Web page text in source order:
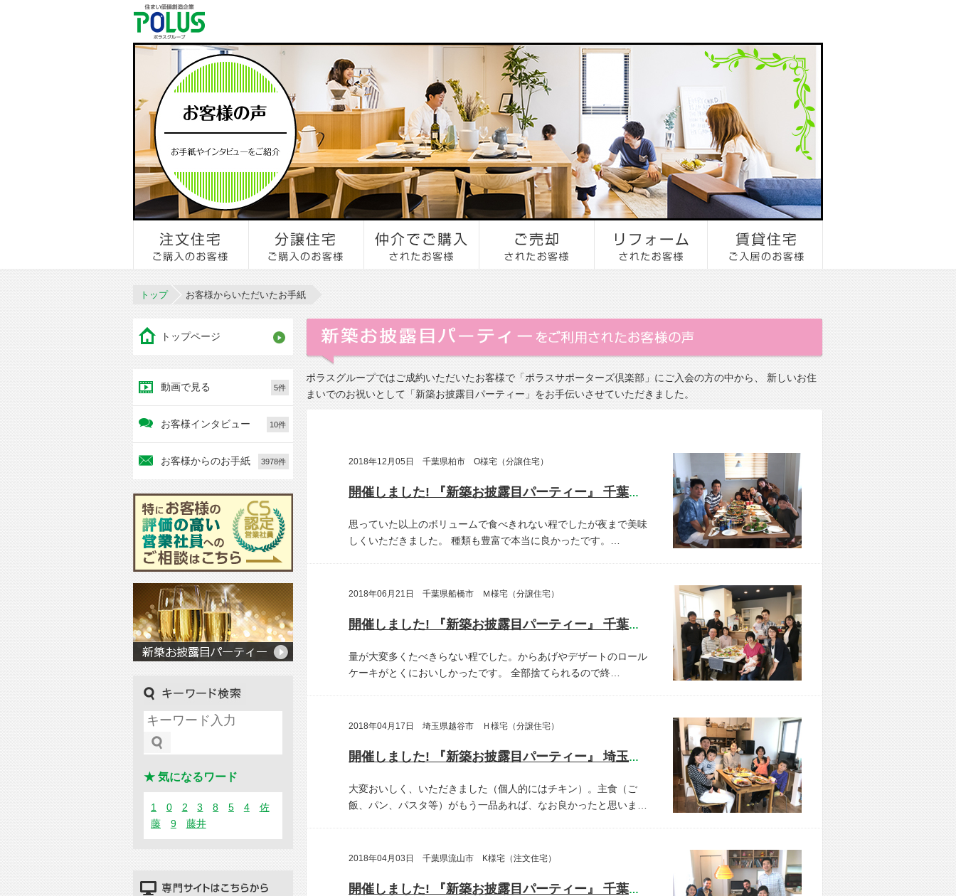
トップ お客様からいただいたお手紙
ポラスグループではご成約いただいたお客様で「ポラスサポーターズ倶楽部」にご入会の方の中から、 新しいお住
まいでのお祝いとして「新築お披露目パーティー」をお手伝いさせていただきました。
2018年12月05日 千葉県柏市 O様宅（分譲住宅）
開催しました! 『新築お披露目パーティー』 千葉県柏市 O様宅
思っていた以上のボリュームで食べきれない程でしたが夜まで美味
しくいただきました。
種類も豊富で本当に良かったです。…
2018年06月21日 千葉県船橋市 Ｍ様宅（分譲住宅）
開催しました! 『新築お披露目パーティー』 千葉県船橋市 M様宅
量が大変多くたべきらない程でした。からあげやデザートのロール
ケーキがとくにおいしかったです。
全部捨てられるので終…
2018年04月17日 埼玉県越谷市 Ｈ様宅（分譲住宅）
開催しました! 『新築お披露目パーティー』 埼玉県越谷市 H様宅
大変おいしく、いただきました（個人的にはチキン）。主食（ご
飯、パン、パスタ等）がもう一品あれば、なお良かったと思いま…
2018年04月03日 千葉県流山市 K様宅（注文住宅）
開催しました! 『新築お披露目パーティー』 千葉県流山市 K様宅
トップページ
動画で見る 5件
お客様インタビュー 10件
お客様からのお手紙 3978件
★ 気になるワード
1 0 2 3 8 5 4
佐
藤
9 藤井